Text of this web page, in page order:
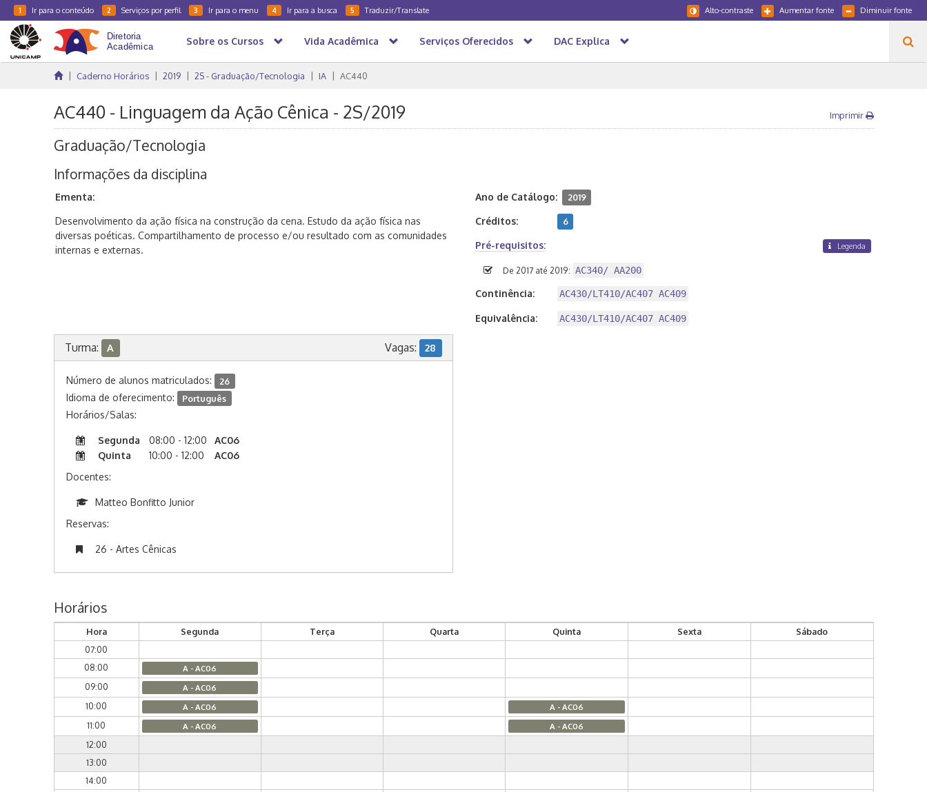
1 Ir para o conteúdo 2 Serviços por perfil 3 Ir para o menu 4 Ir para a busca 5 Traduzir/Translate Diminuir fonte
Aumentar fonte
Alto-contraste
Sobre os Cursos Vida Acadêmica Serviços Oferecidos DAC Explica
Caderno Horários 2019 2S - Graduação/Tecnologia IA AC440
AC440 - Linguagem da Ação Cênica - 2S/2019 Imprimir
Graduação/Tecnologia
Informações da disciplina
Ementa:
Desenvolvimento da ação física na construção da cena. Estudo da ação física nas
diversas poéticas. Compartilhamento de processo e/ou resultado com as comunidades
internas e externas.
Ano de Catálogo: 2019
Créditos: 6
Pré-requisitos: Legenda
De 2017 até 2019: AC340/ AA200
Continência: AC430/LT410/AC407 AC409
Equivalência: AC430/LT410/AC407 AC409
Turma: A Vagas: 28
Número de alunos matriculados: 26
Idioma de oferecimento: Português
Horários/Salas:
Segunda 08:00 - 12:00
AC06
Quinta
10:00 - 12:00
AC06
Docentes:
Matteo Bonfitto Junior
Reservas:
26 - Artes Cênicas
Horários
Hora Segunda Terça Quarta Quinta Sexta
Sábado
07:00
08:00
A - AC06
09:00 A - AC06
10:00 A - AC06 A - AC06
11:00 A - AC06 A - AC06
12:00
13:00
14:00